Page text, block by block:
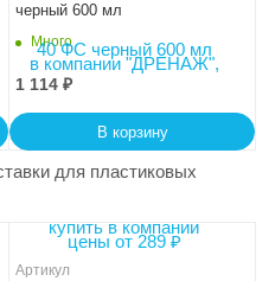
черный 600 мл
Много
1 114 ₽
В корзину
для пластиковых
Артикул